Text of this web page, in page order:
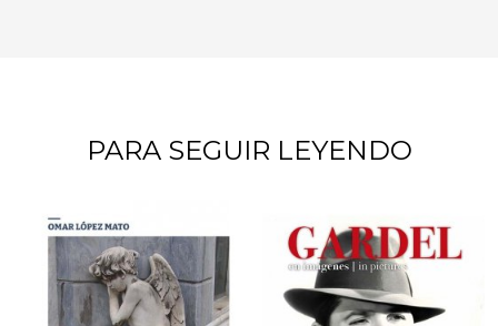
PARA SEGUIR LEYENDO